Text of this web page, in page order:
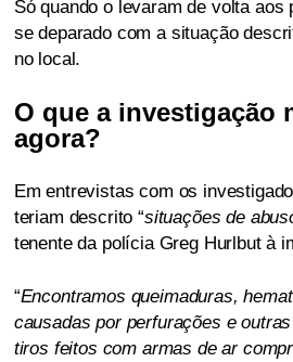
Só quando o levaram de volta
se deparado com a situação
no local.
O que a investigação
agora?
Em entrevistas com os
teriam descrito “situações de
tenente da polícia Greg Hurlbut à
“Encontramos queimaduras,
causadas por perfurações e
tiros feitos com armas de ar